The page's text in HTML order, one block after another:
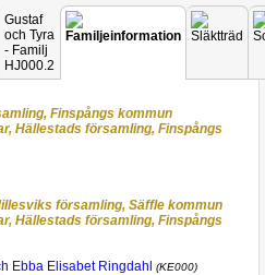
Gustaf
och Tyra
- Familj
HJ000.2
, Finspångs kommun
, Hällestads församling, Finspångs
församling, Säffle kommun
, Hällestads församling, Finspångs
Ebba Elisabet Ringdahl (KE000)